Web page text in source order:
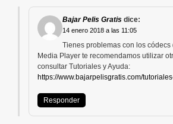
Bajar Pelis Gratis dice:
14 enero 2018 a las 11:05
Tienes problemas con los
Media Player te recomendamos utilizar
consultar Tutoriales y Ayuda:
https://www.bajarpelisgratis.com/
Responder